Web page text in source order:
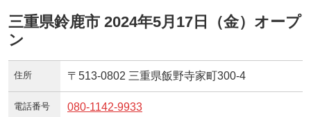
三重県鈴鹿市 2024年5月17日（金）オープ
ン
住所 〒513-0802 三重県飯野寺家町300-4
電話番号 080-1142-9933